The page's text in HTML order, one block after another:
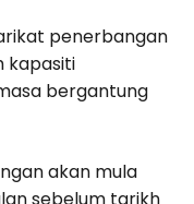
penerbangan
kapasiti
bergantung
akan mula